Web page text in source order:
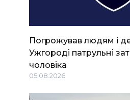
Погрожував людям і
Ужгороді патрульні
чоловіка
05.08.2026